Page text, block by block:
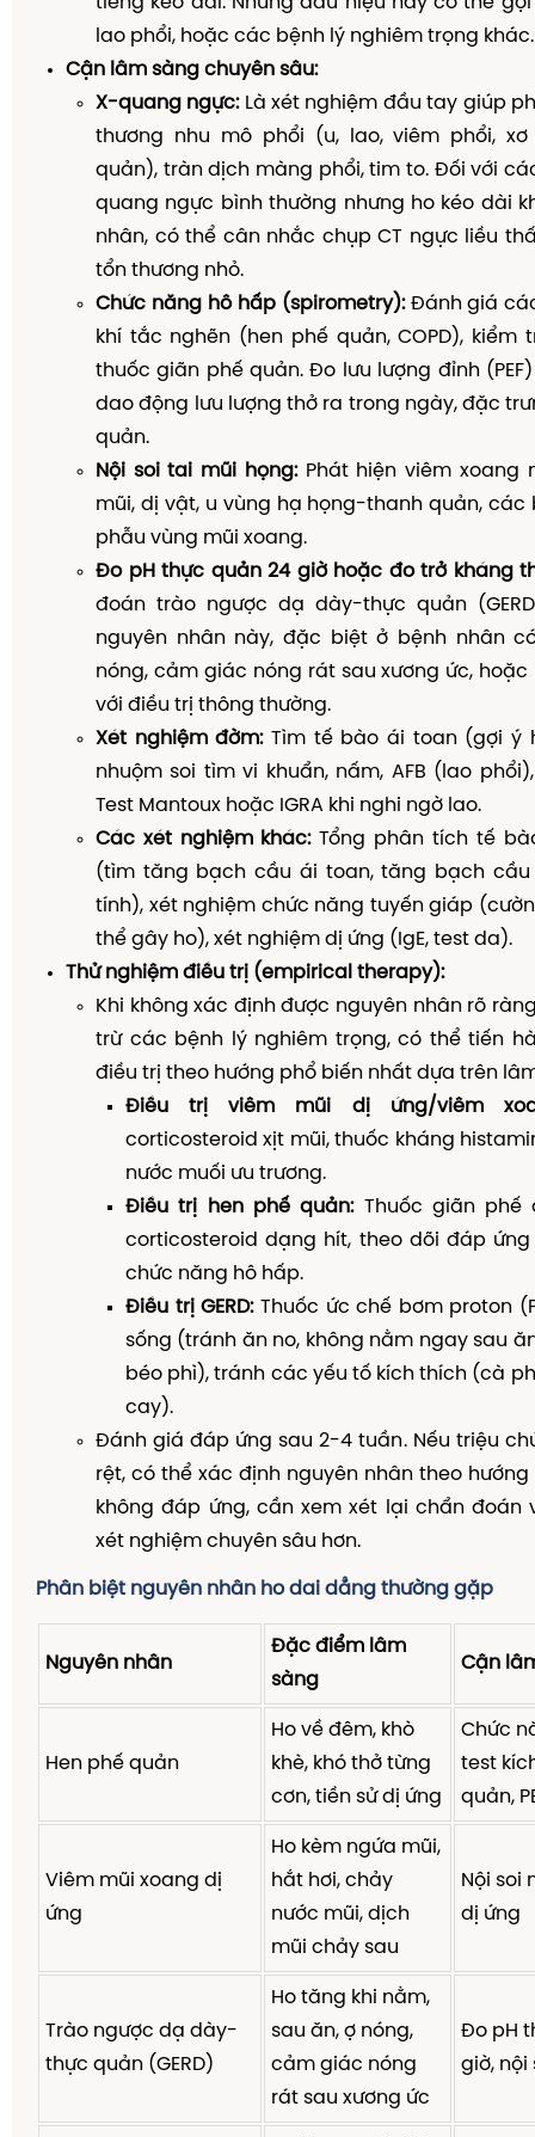
lao phổi, hoặc các bệnh lý nghiêm trọng khác.
Cận lâm sàng chuyên sâu:
X-quang ngực:Là xét nghiệm đầu tay giúp
thương nhu mô phổi (u, lao, viêm phổi,
quản), tràn dịch màng phổi, tim to. Đối với
quang ngực bình thường nhưng ho kéo dài
nhân, có thể cân nhắc chụp CT ngực liều
tổn thương nhỏ.
Chức năng hô hấp (spirometry):Đánh giá
khí tắc nghẽn (hen phế quản, COPD), kiểm
thuốc giãn phế quản. Đo lưu lượng đỉnh
dao động lưu lượng thở ra trong ngày, đặc
quản.
Nội soi tai mũi họng:Phát hiện viêm xoang
mũi, dị vật, u vùng hạ họng-thanh quản,
phẫu vùng mũi xoang.
Đo pH thực quản 24 giờ hoặc đo trở kháng
đoán trào ngược dạ dày-thực quản
nguyên nhân này, đặc biệt ở bệnh nhân
nóng, cảm giác nóng rát sau xương ức,
với điều trị thông thường.
Xét nghiệm đờm:Tìm tế bào ái toan (gợi ý
nhuộm soi tìm vi khuẩn, nấm, AFB (lao
Test Mantoux hoặc IGRA khi nghi ngờ lao.
Các xét nghiệm khác:Tổng phân tích tế
(tìm tăng bạch cầu ái toan, tăng bạch
tính), xét nghiệm chức năng tuyến giáp
thể gây ho), xét nghiệm dị ứng (IgE, test da).
Thử nghiệm điều trị (empirical therapy):
Khi không xác định được nguyên nhân rõ
trừ các bệnh lý nghiêm trọng, có thể tiến
điều trị theo hướng phổ biến nhất dựa trên
Điều trị viêm mũi dị ứng/viêm
corticosteroid xịt mũi, thuốc kháng
nước muối ưu trương.
Điều trị hen phế quản:Thuốc giãn phế
corticosteroid dạng hít, theo dõi đáp
chức năng hô hấp.
Điều trị GERD:Thuốc ức chế bơm proton
sống (tránh ăn no, không nằm ngay sau
béo phì), tránh các yếu tố kích thích (cà
cay).
Đánh giá đáp ứng sau 2-4 tuần. Nếu triệu
rệt, có thể xác định nguyên nhân theo hướng
không đáp ứng, cần xem xét lại chẩn đoán
xét nghiệm chuyên sâu hơn.
Phân biệt nguyên nhân ho dai dẳng thường gặp
Nguyên nhân
Đặc điểm lâm
sàng
Cận
Hen phế quản
Ho về đêm, khò
khè, khó thở từng
cơn, tiền sử dị ứng
Chức
test
quản,
Viêm mũi xoang dị
ứng
Ho kèm ngứa mũi,
hắt hơi, chảy
nước mũi, dịch
mũi chảy sau
Nội soi
dị ứng
Trào ngược dạ dày-
thực quản (GERD)
Ho tăng khi nằm,
sau ăn, ợ nóng,
cảm giác nóng
rát sau xương ức
Đo pH
giờ, nội